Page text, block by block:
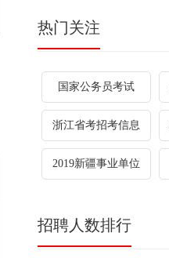
热门关注
国家公务员考试
浙江省考招考信息
2019新疆事业单位
招聘人数排行